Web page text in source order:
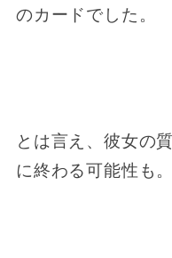
のカードでした。
とは言え、彼女の
に終わる可能性も。